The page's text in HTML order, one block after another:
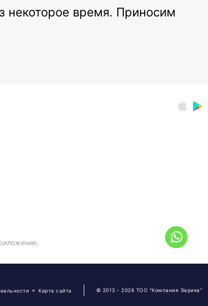
некоторое время. Приносим
Карта сайта © 2013 - 2026 ТОО "Компания Эврика"